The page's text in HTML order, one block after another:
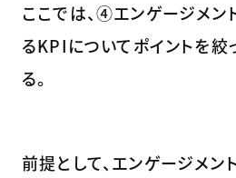
ここでは、④エンゲージメン
るKPIについてポイントを絞
る。
前提として、エンゲージメン